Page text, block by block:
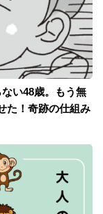
い48歳。もう無
た！奇跡の仕組み